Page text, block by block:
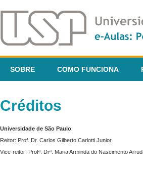
SOBRE COMO FUNCIONA
Créditos
Universidade de São Paulo
Reitor: Prof. Dr. Carlos Gilberto Carlotti Junior
Vice-reitor: Profª. Drª. Maria Arminda do Nascimento